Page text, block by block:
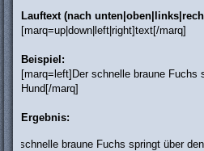
Lauftext (nach
[marq=up|down|left|right]text[/marq]
Beispiel:
[marq=left]Der schnelle braune Fuchs
Hund[/marq]
Ergebnis:
braune Fuchs springt über den faulen